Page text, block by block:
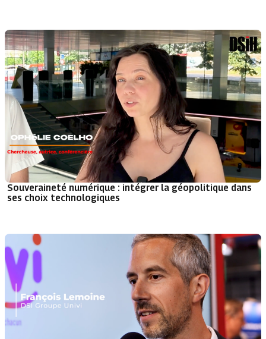
Souveraineté numérique : intégrer la géopolitique dans
ses choix technologiques